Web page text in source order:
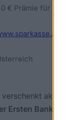
€ Prämie für Studenten
aktuell
Ersten Bank